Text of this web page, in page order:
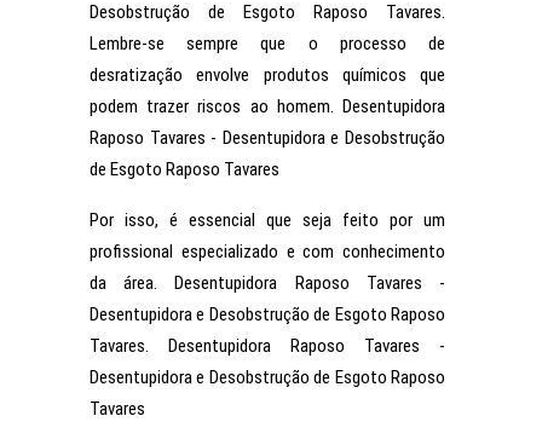
Desobstrução de Esgoto Raposo Tavares.
Lembre-se sempre que o processo de
desratização envolve produtos químicos que
podem trazer riscos ao homem. Desentupidora
Raposo Tavares - Desentupidora e Desobstrução
de Esgoto Raposo Tavares
Por isso, é essencial que seja feito por um
profissional especializado e com conhecimento
da área. Desentupidora Raposo Tavares -
Desentupidora e Desobstrução de Esgoto Raposo
Tavares. Desentupidora Raposo Tavares -
Desentupidora e Desobstrução de Esgoto Raposo
Tavares